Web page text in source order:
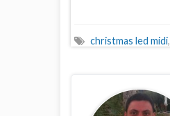
christmas led midi,